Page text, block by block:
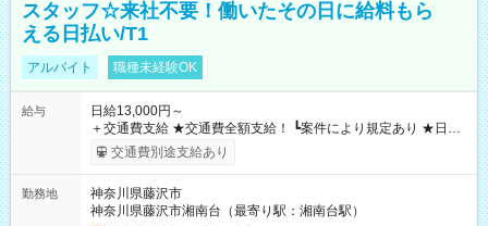
スタッフ☆来社不要！働いたその日に給料もら
える日払い/T1
アルバイト 職種未経験OK
給与
日給13,000円～
＋交通費支給 ★交通費全額支給！ ┗案件により規定あり ★日払
いOK！（規定あり） ┗働いたその日に現金GET♪ お仕事後はコ
ンビニATMから 日払い分を引き落とせます！ 【試用期間】試
交通費別途支給あり
勤務地
神奈川県藤沢市
神奈川県藤沢市湘南台（最寄り駅：湘南台駅）